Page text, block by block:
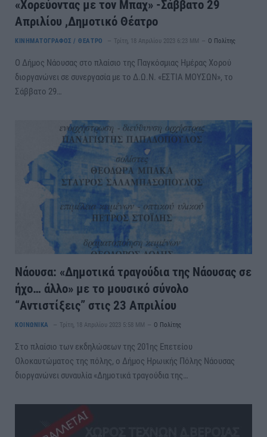
«Χορεύοντας με τον Μπαχ» -Σάββατο 29
Απριλίου ,Δημοτικό Θέατρο
ΚΙΝΗΜΑΤΟΓΡΑΦΟΣ / ΘΕΑΤΡΟ Τρίτη, 18 Απριλίου 2023 6:23 ΜΜ Ο Πολίτης
Ο Δήμος Νάουσας στο πλαίσιο της Παγκόσμιας Ημέρας Χορού
διοργανώνει σε συνεργασία με το Δ.Ω.Ν. «ΕΣΤΙΑ ΜΟΥΣΩΝ», το
Σάββατο 29…
Νάουσα: «Δημοτικά τραγούδια της Νάουσας σε
ήχο… άλλο» με το μουσικό σύνολο
“Αντιστίξεις” στις 23 Απριλίου
ΚΟΙΝΩΝΙΚΑ Τρίτη, 18 Απριλίου 2023 5:58 ΜΜ Ο Πολίτης
Στο πλαίσιο των εκδηλώσεων της 201ης Επετείου
Ολοκαυτώματος της πόλης, ο Δήμος Ηρωικής Πόλης Νάουσας
διοργανώνει συναυλία «Δημοτικά τραγούδια της…